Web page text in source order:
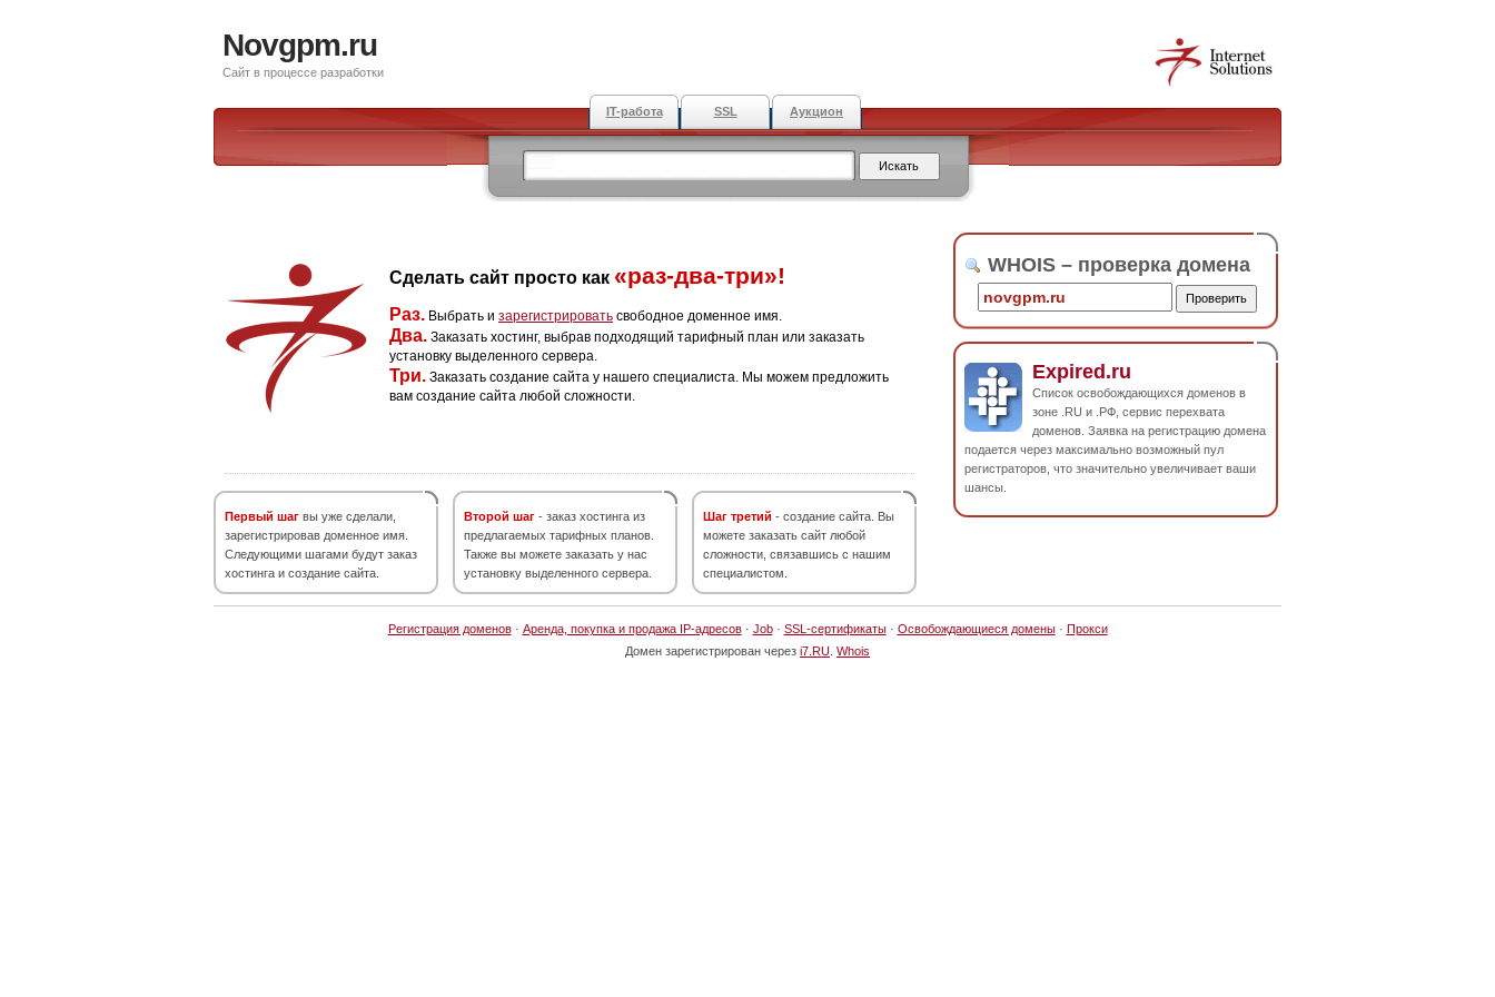
Novgpm.ru
Сайт в процессе разработки
IT-работа SSL Аукцион
Сделать сайт просто как «раз-два-три»!
Раз. Выбрать и зарегистрировать свободное доменное имя.
Два. Заказать хостинг, выбрав подходящий тарифный план или заказать
установку выделенного сервера.
Три. Заказать создание сайта у нашего специалиста. Мы можем предложить
вам создание сайта любой сложности.
Первый шаг вы уже сделали,
зарегистрировав доменное имя.
Следующими шагами будут заказ
хостинга и создание сайта.
Второй шаг - заказ хостинга из
предлагаемых тарифных планов.
Также вы можете заказать у нас
установку выделенного сервера.
Шаг третий - создание сайта. Вы
можете заказать сайт любой
сложности, связавшись с нашим
специалистом.
WHOIS – проверка домена
Expired.ru
Список освобождающихся доменов в
зоне .RU и .РФ, сервис перехвата
доменов. Заявка на регистрацию домена
подается через максимально возможный пул
регистраторов, что значительно увеличивает ваши
шансы.
Регистрация доменов· Аренда, покупка и продажа IP-адресов· Job· SSL-сертификаты· Освобождающиеся домены· Прокси
Домен зарегистрирован через i7.RU Whois